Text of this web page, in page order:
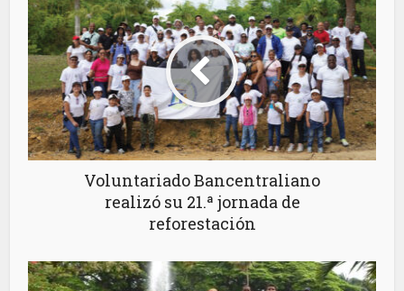
Voluntariado Bancentraliano
realizó su 21.ª jornada de
reforestación